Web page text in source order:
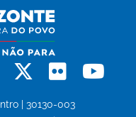
Whatsapp
X Flickr
| 30130-003